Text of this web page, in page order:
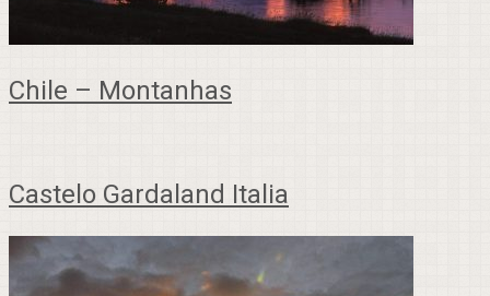
Chile – Montanhas
Castelo Gardaland Italia